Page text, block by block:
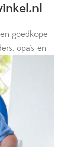
goedkope
opa's en